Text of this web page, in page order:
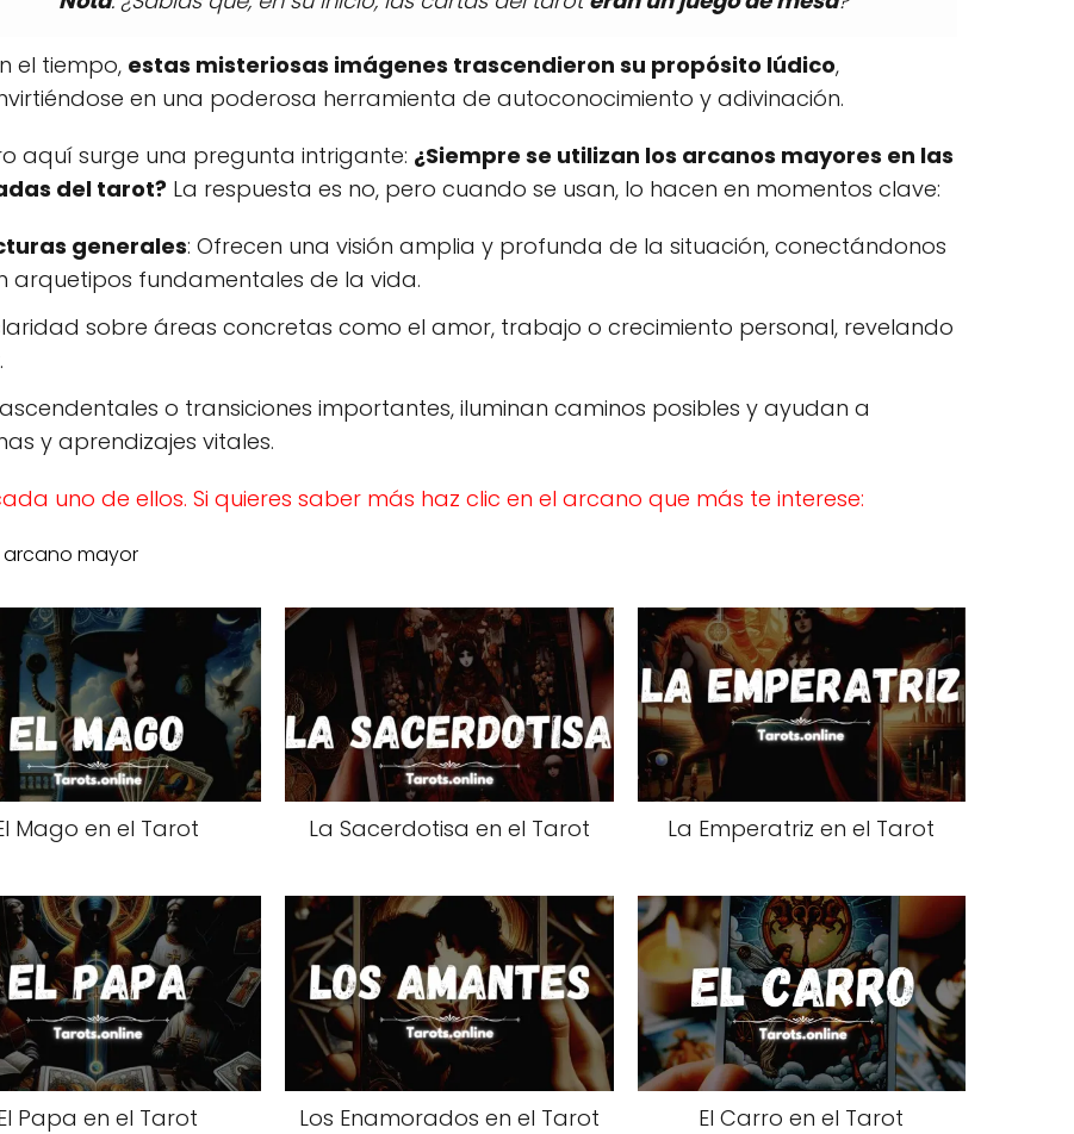
el tiempo, estas misteriosas imágenes trascendieron su propósito lúdico,
en una poderosa herramienta de autoconocimiento y adivinación.
aquí surge una pregunta intrigante: ¿Siempre se utilizan los arcanos mayores en las
del tarot? La respuesta es no, pero cuando se usan, lo hacen en momentos clave:
generales: Ofrecen una visión amplia y profunda de la situación, conectándonos
arquetipos fundamentales de la vida.
sobre áreas concretas como el amor, trabajo o crecimiento personal, revelando
o transiciones importantes, iluminan caminos posibles y ayudan a
y aprendizajes vitales.
uno de ellos. Si quieres saber más haz clic en el arcano que más te interese:
mayor
Mago en el Tarot La Sacerdotisa en el Tarot La Emperatriz en el Tarot
Papa en el Tarot Los Enamorados en el Tarot El Carro en el Tarot